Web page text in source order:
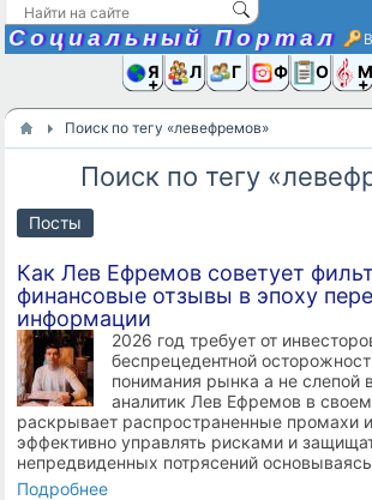
Социальный Портал
Я иЛюди
Группы
Фото
Поиск по тегу «левефремов»
Поиск по тегу
Посты
Как Лев Ефремов советует
финансовые отзывы в эпоху
информации
2026 год требует от
беспрецедентной
понимания рынка а не слепой
аналитик Лев Ефремов в
раскрывает распространенные промахи
эффективно управлять рисками и
непредвиденных потрясений
Подробнее